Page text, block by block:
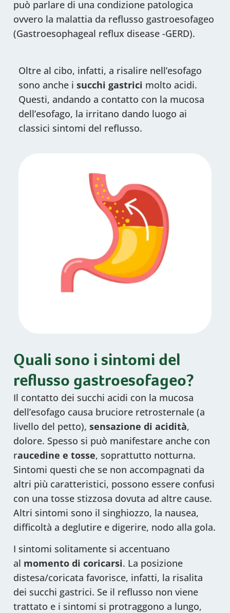
può parlare di una condizione patologica
ovvero la malattia da reflusso gastroesofageo
(Gastroesophageal reflux disease -GERD).
Oltre al cibo, infatti, a risalire nell’esofago
sono anche i succhi gastrici molto acidi.
Questi, andando a contatto con la mucosa
dell’esofago, la irritano dando luogo ai
classici sintomi del reflusso.
Quali sono i sintomi del
reflusso gastroesofageo?
Il contatto dei succhi acidi con la mucosa
dell’esofago causa bruciore retrosternale (a
livello del petto), sensazione di acidità,
dolore. Spesso si può manifestare anche con
raucedine e tosse, soprattutto notturna.
Sintomi questi che se non accompagnati da
altri più caratteristici, possono essere confusi
con una tosse stizzosa dovuta ad altre cause.
Altri sintomi sono il singhiozzo, la nausea,
difficoltà a deglutire e digerire, nodo alla gola.
I sintomi solitamente si accentuano
al momento di coricarsi. La posizione
distesa/coricata favorisce, infatti, la risalita
dei succhi gastrici. Se il reflusso non viene
trattato e i sintomi si protraggono a lungo,